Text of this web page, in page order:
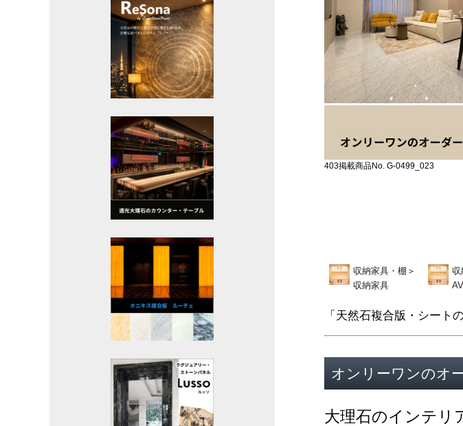
403掲載商品No. G-0499_023
収納家具・棚 ＞
収納家具
収
「天然石複合版・シート
オンリーワンのオ
大理石のインテリ